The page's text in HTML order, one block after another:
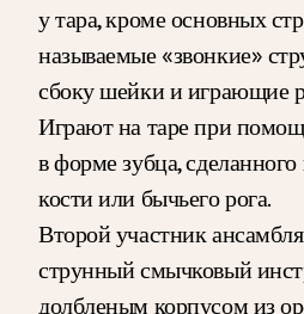
у тара, кроме основных
называемые «звонкие»
сбоку шейки и играющие
Играют на таре при
в форме зубца,
кости или бычьего рога.
Второй участник
струнный смычковый
долбленым корпусом из